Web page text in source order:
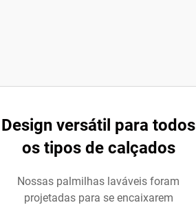
Design versátil para todos
os tipos de calçados
Nossas palmilhas laváveis foram
projetadas para se encaixarem